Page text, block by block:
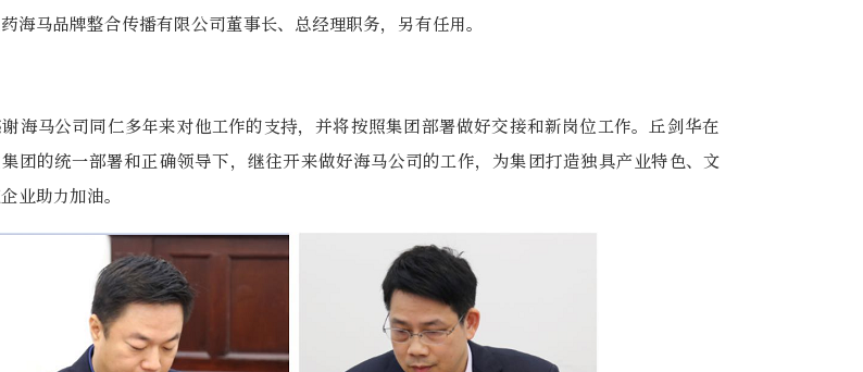
海马品牌整合传播有限公司董事长、总经理职务，另有任用。
海马公司同仁多年来对他工作的支持，并将按照集团部署做好交接和新岗位工作。丘剑华在
团的统一部署和正确领导下，继往开来做好海马公司的工作，为集团打造独具产业特色、文
业助力加油。